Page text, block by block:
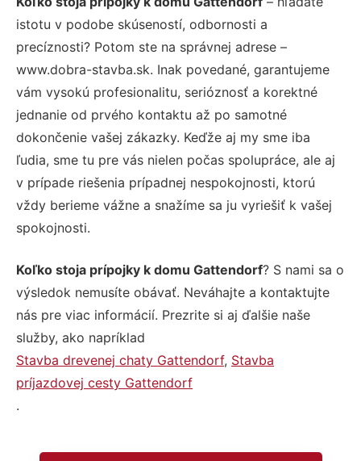
istotu v podobe skúseností, odbornosti a
precíznosti? Potom ste na správnej adrese –
www.dobra-stavba.sk. Inak povedané, garantujeme
vám vysokú profesionalitu, serióznosť a korektné
jednanie od prvého kontaktu až po samotné
dokončenie vašej zákazky. Keďže aj my sme iba
ľudia, sme tu pre vás nielen počas spolupráce, ale aj
v prípade riešenia prípadnej nespokojnosti, ktorú
vždy berieme vážne a snažíme sa ju vyriešiť k vašej
spokojnosti.
Koľko stoja prípojky k domu Gattendorf? S nami sa o
výsledok nemusíte obávať. Neváhajte a kontaktujte
nás pre viac informácií. Prezrite si aj ďalšie naše
služby, ako napríklad
Stavba drevenej chaty Gattendorf, Stavba
príjazdovej cesty Gattendorf
.